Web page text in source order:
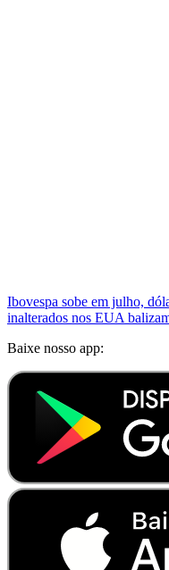
Ibovespa sobe em julho,
inalterados nos EUA
Baixe nosso app: